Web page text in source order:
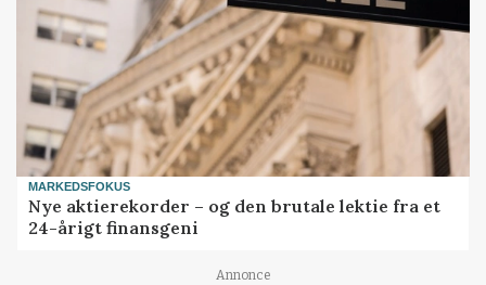
MARKEDSFOKUS
Nye aktierekorder – og den brutale lektie fra et
24-årigt finansgeni
Annonce